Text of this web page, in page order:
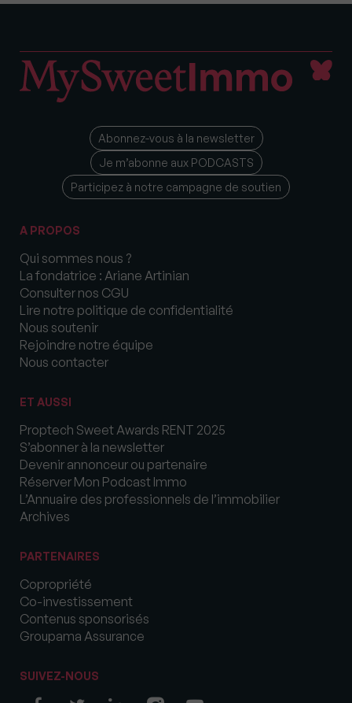
Abonnez-vous à la newsletter
Je m’abonne aux PODCASTS
Participez à notre campagne de soutien
A PROPOS
Qui sommes nous ?
La fondatrice : Ariane Artinian
Consulter nos CGU
Lire notre politique de confidentialité
Nous soutenir
Rejoindre notre équipe
Nous contacter
ET AUSSI
Proptech Sweet Awards RENT 2025
S’abonner à la newsletter
Devenir annonceur ou partenaire
Réserver Mon Podcast Immo
L’Annuaire des professionnels de l’immobilier
Archives
PARTENAIRES
Copropriété
Co-investissement
Contenus sponsorisés
Groupama Assurance
SUIVEZ-NOUS